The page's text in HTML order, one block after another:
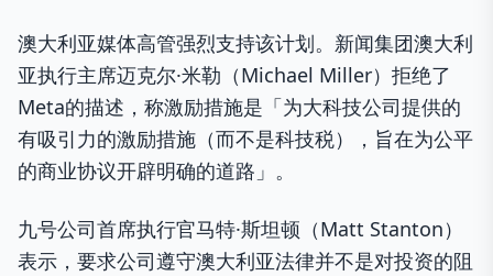
澳大利亚媒体高管强烈支持该计划。新闻集团澳大利
亚执行主席迈克尔·米勒（Michael Miller）拒绝了
Meta的描述，称激励措施是「为大科技公司提供的
有吸引力的激励措施（而不是科技税），旨在为公平
的商业协议开辟明确的道路」。
九号公司首席执行官马特·斯坦顿（Matt Stanton）
表示，要求公司遵守澳大利亚法律并不是对投资的阻